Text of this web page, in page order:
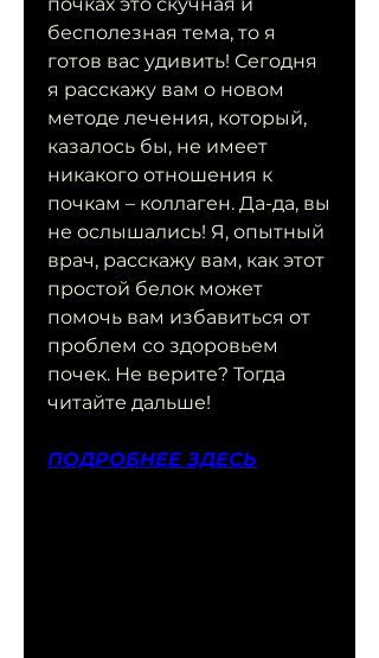
почках это скучная и
бесполезная тема, то я
готов вас удивить! Сегодня
я расскажу вам о новом
методе лечения, который,
казалось бы, не имеет
никакого отношения к
почкам – коллаген. Да-да, вы
не ослышались! Я, опытный
врач, расскажу вам, как этот
простой белок может
помочь вам избавиться от
проблем со здоровьем
почек. Не верите? Тогда
читайте дальше!
ПОДРОБНЕЕ ЗДЕСЬ